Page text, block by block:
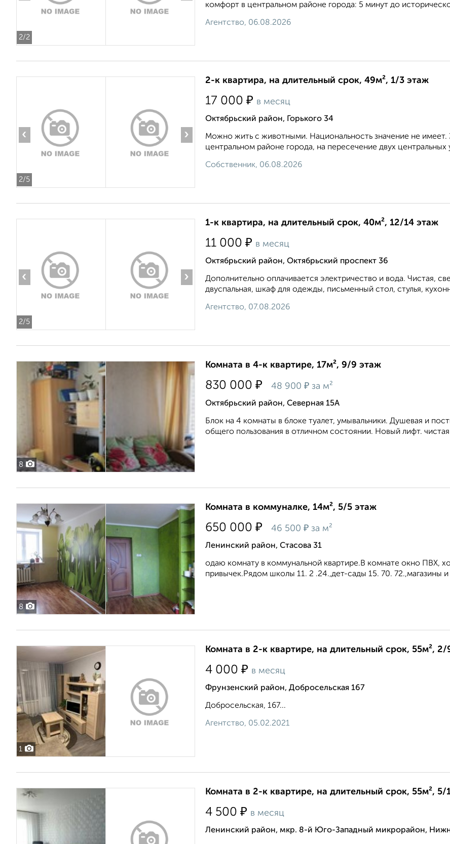
2/2
комфорт в центральном районе города: 5 минут до
Агентство, 06.08.2026
2/5
‹ ›
2-к квартира, на длительный срок, 49м², 1/3 этаж
17 000 ₽ в месяц
Октябрьский район, Горького 34
Можно жить с животными. Национальность значение не
центральном районе города, на пересечение двух центральных
Собственник, 06.08.2026
2/5
‹ ›
1-к квартира, на длительный срок, 40м², 12/14 этаж
11 000 ₽ в месяц
Октябрьский район, Октябрьский проспект 36
Дополнительно оплачивается электричество и вода. Чистая,
двуспальная, шкаф для одежды, письменный стол, стулья,
Агентство, 07.08.2026
8
Комната в 4-к квартире, 17м², 9/9 этаж
830 000 ₽ 48 900 ₽ за м²
Октябрьский район, Северная 15А
Блок на 4 комнаты в блоке туалет, умывальники. Душевая и
общего пользования в отличном состоянии. Новый лифт.
8
Комната в коммуналке, 14м², 5/5 этаж
650 000 ₽ 46 500 ₽ за м²
Ленинский район, Стасова 31
одаю комнату в коммунальной квартире.В комнате окно ПВХ,
привычек.Рядом школы 11. 2 .24.,дет-сады 15. 70. 72.,магазины
1
Комната в 2-к квартире, на длительный срок, 55м², 2/
4 000 ₽ в месяц
Фрунзенский район, Добросельская 167
Добросельская, 167...
Агентство, 05.02.2021
Комната в 2-к квартире, на длительный срок, 55м², 5/
4 500 ₽ в месяц
Ленинский район, мкр. 8-й Юго-Западный микрорайон,